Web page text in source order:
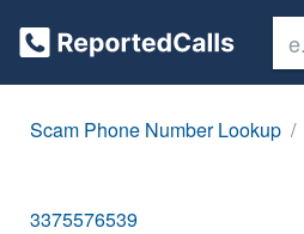
Scam Phone Number Lookup
3375576539